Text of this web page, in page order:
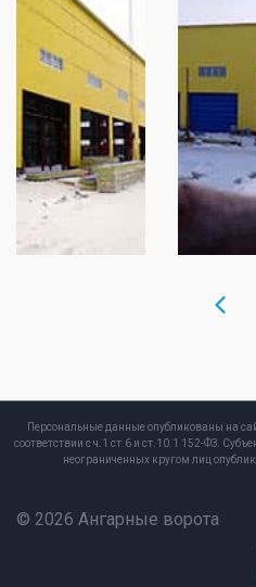
Персональные данные опубликованы на
соответствии с ч.1 ст.6 и ст.10.1 152-ФЗ.
неограниченных кругом лиц
© 2026 Ангарные ворота